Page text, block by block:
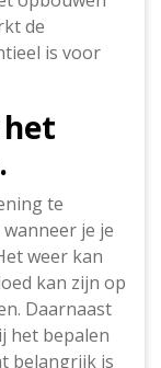
de
is voor
te
je je
weer kan
kan zijn op
Daarnaast
het bepalen
belangrijk is